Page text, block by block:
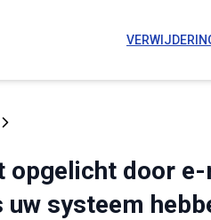
opgelicht door
systeem